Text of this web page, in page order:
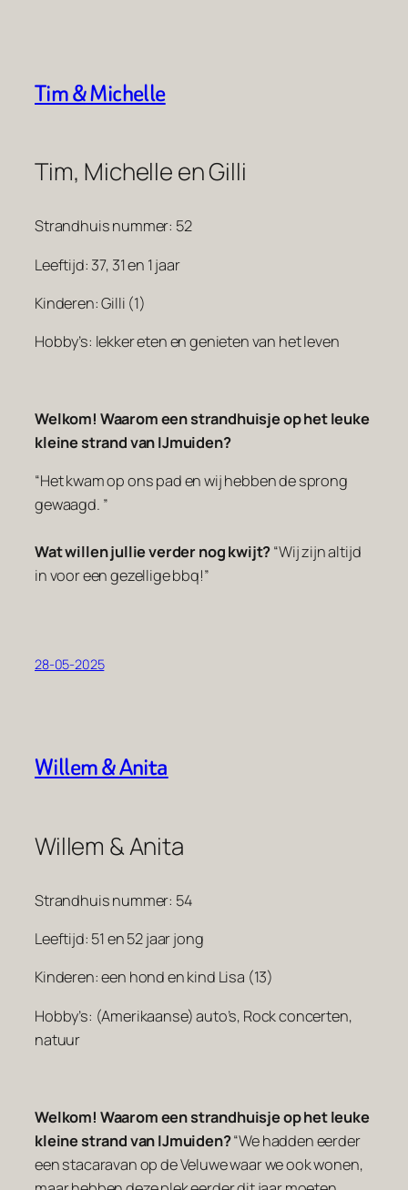
Tim & Michelle
Tim, Michelle en Gilli
Strandhuis nummer: 52
Leeftijd: 37, 31 en 1 jaar
Kinderen: Gilli (1)
Hobby’s: lekker eten en genieten van het leven
Welkom! Waarom een strandhuisje op het leuke
kleine strand van IJmuiden?
“Het kwam op ons pad en wij hebben de sprong
gewaagd. ”
Wat willen jullie verder nog kwijt?“Wij zijn altijd
in voor een gezellige bbq!”
28-05-2025
Willem & Anita
Willem & Anita
Strandhuis nummer: 54
Leeftijd: 51 en 52 jaar jong
Kinderen: een hond en kind Lisa (13)
Hobby’s: (Amerikaanse) auto’s, Rock concerten,
natuur
Welkom! Waarom een strandhuisje op het leuke
kleine strand van IJmuiden?“We hadden eerder
een stacaravan op de Veluwe waar we ook wonen,